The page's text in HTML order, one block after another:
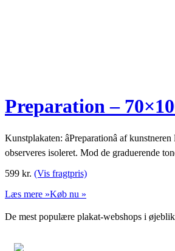
Preparation –
Kunstplakaten: âPreparationâ af
observeres isoleret. Mod de graduerende
599 kr. (Vis fragtpris)
Læs mere »Køb nu »
De mest populære plakat-webshops i